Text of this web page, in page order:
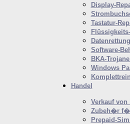
Display-
Tastatur-
Software-
BKA-
Windows
Handel
Verkauf von
Zubeh�r
Prepaid-